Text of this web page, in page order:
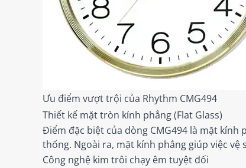
Ưu điểm vượt trội của Rhythm CMG494
Thiết kế mặt tròn kính phẳng (Flat Glass)
Điểm đặc biệt của dòng CMG494 là mặt
thống. Ngoài ra, mặt kính phẳng giúp việc
Công nghệ kim trôi chạy êm tuyệt đối